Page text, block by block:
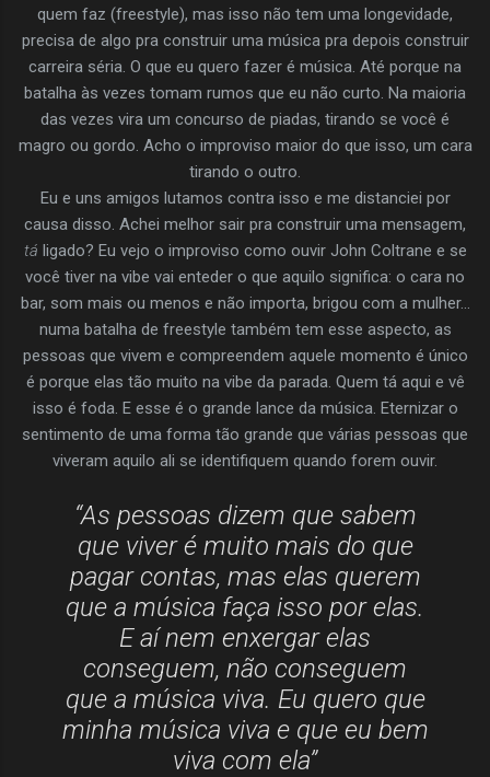
quem faz (freestyle), mas isso não tem uma longevidade,
precisa de algo pra construir uma música pra depois construir
carreira séria. O que eu quero fazer é música. Até porque na
batalha às vezes tomam rumos que eu não curto. Na maioria
das vezes vira um concurso de piadas, tirando se você é
magro ou gordo. Acho o improviso maior do que isso, um cara
tirando o outro.
Eu e uns amigos lutamos contra isso e me distanciei por
causa disso. Achei melhor sair pra construir uma mensagem,
tá ligado? Eu vejo o improviso como ouvir John Coltrane e se
você tiver na vibe vai enteder o que aquilo significa: o cara no
bar, som mais ou menos e não importa, brigou com a mulher…
numa batalha de freestyle também tem esse aspecto, as
pessoas que vivem e compreendem aquele momento é único
é porque elas tão muito na vibe da parada. Quem tá aqui e vê
isso é foda. E esse é o grande lance da música. Eternizar o
sentimento de uma forma tão grande que várias pessoas que
viveram aquilo ali se identifiquem quando forem ouvir.
“As pessoas dizem que sabem
que viver é muito mais do que
pagar contas, mas elas querem
que a música faça isso por elas.
E aí nem enxergar elas
conseguem, não conseguem
que a música viva. Eu quero que
minha música viva e que eu bem
viva com ela”